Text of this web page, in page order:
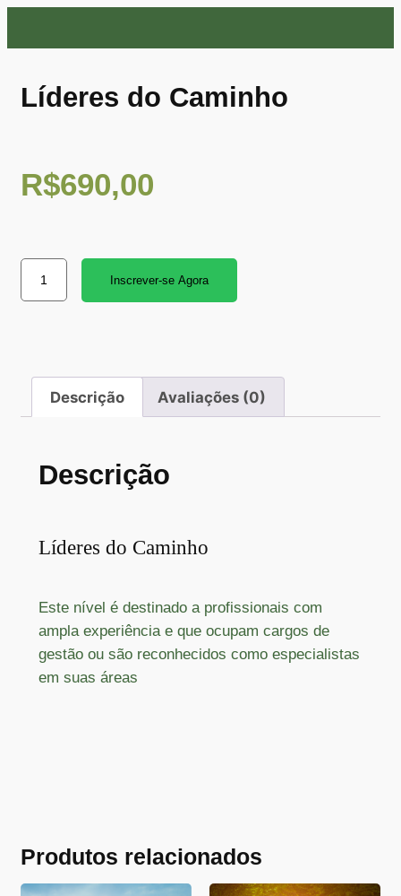
Líderes do Caminho
R$690,00
Inscrever-se Agora
Descrição Avaliações (0)
Descrição
Líderes do Caminho
Este nível é destinado a profissionais com
ampla experiência e que ocupam cargos de
gestão ou são reconhecidos como especialistas
em suas áreas
Produtos relacionados